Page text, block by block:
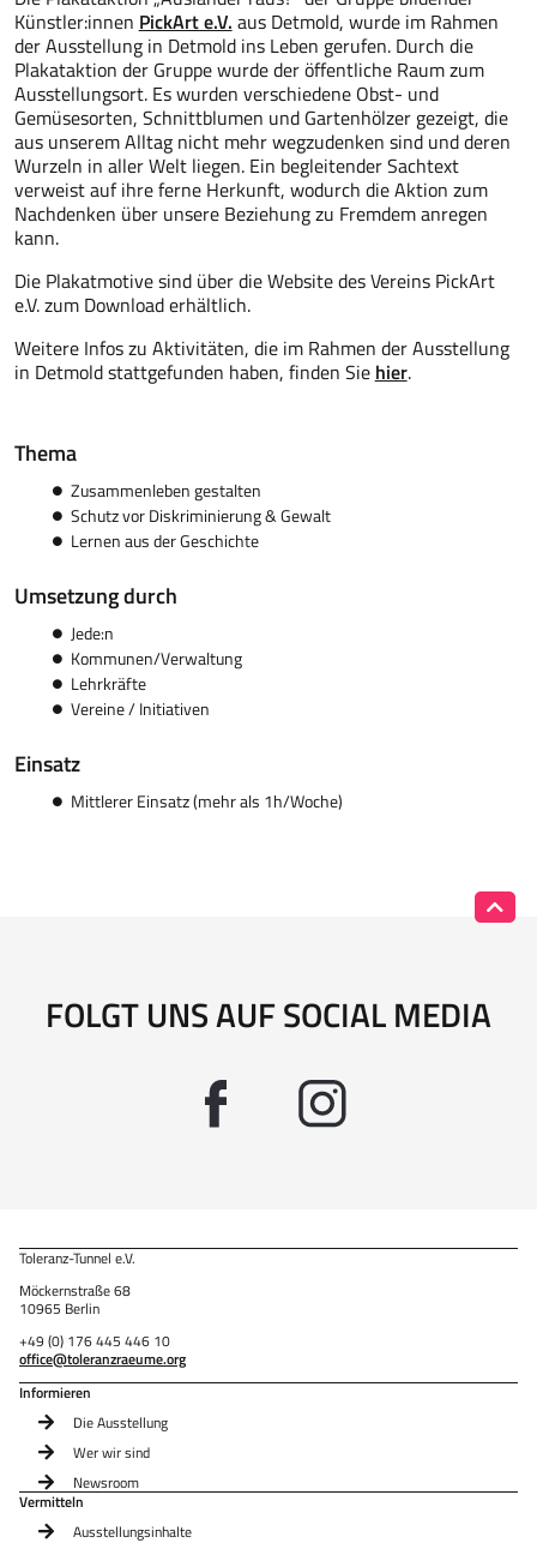
Künstler:innen PickArt e.V. aus Detmold, wurde im Rahmen
der Ausstellung in Detmold ins Leben gerufen. Durch die
Plakataktion der Gruppe wurde der öffentliche Raum zum
Ausstellungsort. Es wurden verschiedene Obst- und
Gemüsesorten, Schnittblumen und Gartenhölzer gezeigt, die
aus unserem Alltag nicht mehr wegzudenken sind und deren
Wurzeln in aller Welt liegen. Ein begleitender Sachtext
verweist auf ihre ferne Herkunft, wodurch die Aktion zum
Nachdenken über unsere Beziehung zu Fremdem anregen
kann.
Die Plakatmotive sind über die Website des Vereins PickArt
e.V. zum Download erhältlich.
Weitere Infos zu Aktivitäten, die im Rahmen der Ausstellung
in Detmold stattgefunden haben, finden Sie hier.
Thema
Zusammenleben gestalten
Schutz vor Diskriminierung & Gewalt
Lernen aus der Geschichte
Umsetzung durch
Jede:n
Kommunen/Verwaltung
Lehrkräfte
Vereine / Initiativen
Einsatz
Mittlerer Einsatz (mehr als 1h/Woche)
FOLGT UNS AUF SOCIAL MEDIA
Toleranz-Tunnel e.V.
Möckernstraße 68
10965 Berlin
+49 (0) 176 445 446 10
office@toleranzraeume.org
Informieren
Die Ausstellung
Wer wir sind
Newsroom
Vermitteln
Ausstellungsinhalte